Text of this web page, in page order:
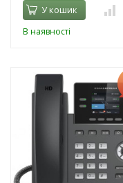
У кошик
В наявності